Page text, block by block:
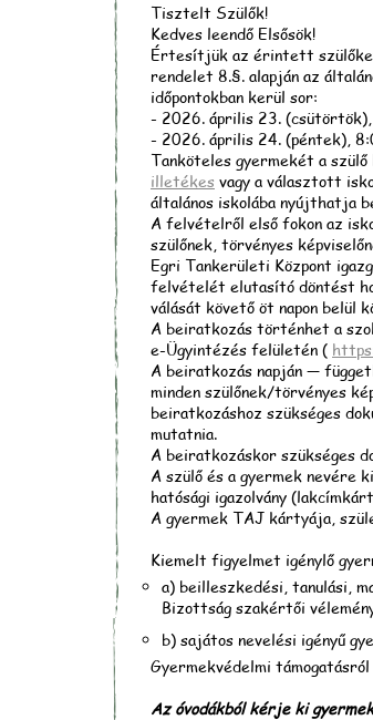
Tisztelt Szülők!
Kedves leendő Elsősök!
Értesítjük az érintett
rendelet 8.§. alapján az
időpontokban kerül sor:
- 2026. április 23.
- 2026. április 24. (péntek),
Tanköteles gyermekét a
illetékes vagy a választott
általános iskolába nyújthatja
A felvételről első fokon az
szülőnek, törvényes
Egri Tankerületi Központ
felvételét elutasító döntést
válását követő öt napon
A beiratkozás történhet a
e-Ügyintézés felületén (
A beiratkozás napján —
minden szülőnek/törvényes
beiratkozáshoz szükséges
mutatnia.
A beiratkozáskor szükséges
A szülő és a gyermek nevére
hatósági igazolvány
A gyermek TAJ kártyája,
Kiemelt figyelmet igénylő
a) beilleszkedési, tanulási,
Bizottság szakértői
b) sajátos nevelési igényű
Gyermekvédelmi
Az óvodákból kérje ki